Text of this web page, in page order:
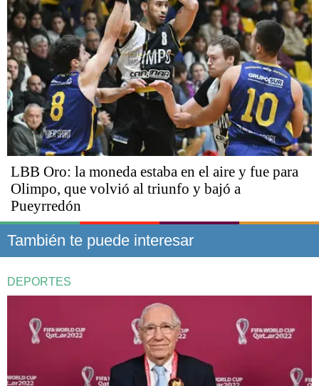
LBB Oro: la moneda estaba en el aire y fue para
Olimpo, que volvió al triunfo y bajó a
Pueyrredón
También te puede interesar
DEPORTES